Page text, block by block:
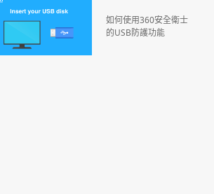
如何使用360安全衛士
的USB防護功能